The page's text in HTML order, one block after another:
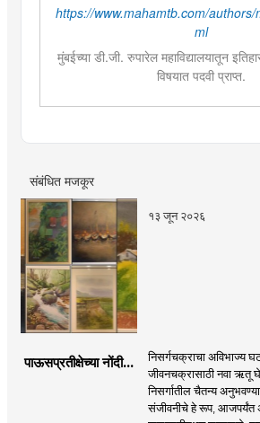
https://www.mahamtb.com/
ml
मुंबईच्या डी.जी. रुपारेल महाविद्यालयातून
विषयात पदवी प्राप्त.
साठी विविध विषयांवर कार्यक्रम सादर
संबंधित मजकूर
१३ जून २०२६
पाऊसप्रतीक्षेच्या नोंदी...
निसर्गचक्राचा अविभाज्य
जीवनचक्रासाठी नवा ऋतू
निसर्गातील चैतन्य
संजीवनीचे हे रूप, आजपर्यंत